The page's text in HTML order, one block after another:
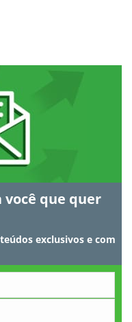
que quer
exclusivos e com